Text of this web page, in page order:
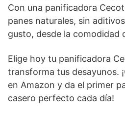
Con una panificadora
panes naturales, sin
gusto, desde la comodidad
Elige hoy tu panificadora
transforma tus desayunos.
en Amazon y da el primer
casero perfecto cada día!